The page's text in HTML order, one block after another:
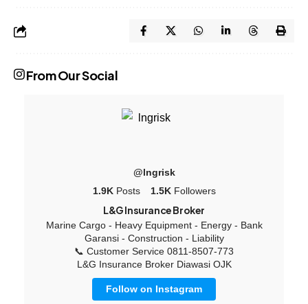
From Our Social
@lngrisk
1.9K Posts 1.5KFollowers
L&G Insurance Broker
Marine Cargo - Heavy Equipment - Energy - Bank
Garansi - Construction - Liability
📞 Customer Service 0811-8507-773
L&G Insurance Broker Diawasi OJK
Follow on Instagram